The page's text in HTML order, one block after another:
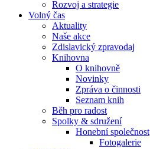
Rozvoj a strategie
Volný čas
Aktuality
Naše akce
Zdislavický zpravodaj
Knihovna
O knihovně
Novinky
Zpráva o činnosti
Seznam knih
Běh pro radost
Spolky & sdružení
Honební společnost
Fotogalerie